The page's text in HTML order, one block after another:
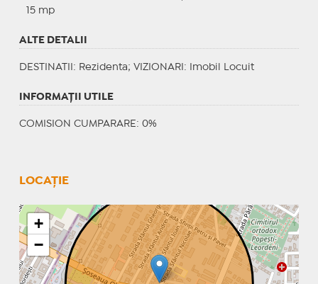
15 mp
ALTE DETALII
DESTINATII : Rezidenta; VIZIONARI : Imobil Locuit
INFORMAŢII UTILE
COMISION CUMPARARE: 0%
LOCAȚIE
+
−